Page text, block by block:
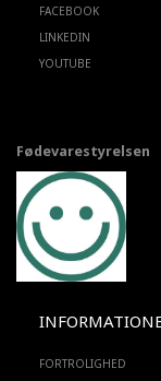
FACEBOOK
LINKEDIN
YOUTUBE
Fødevarestyrelsen
FORTROLIGHED